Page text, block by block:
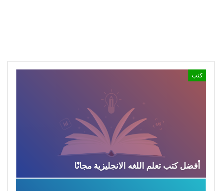
كتب
أفضل كتب تعلم اللغه الانجليزية مجانًا